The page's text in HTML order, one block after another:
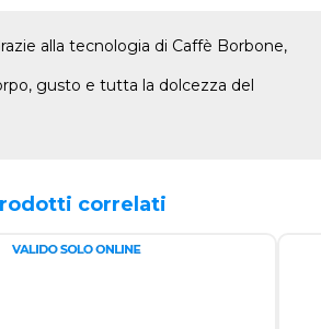
alla tecnologia di Caffè Borbone,
gusto e tutta la dolcezza del
correlati